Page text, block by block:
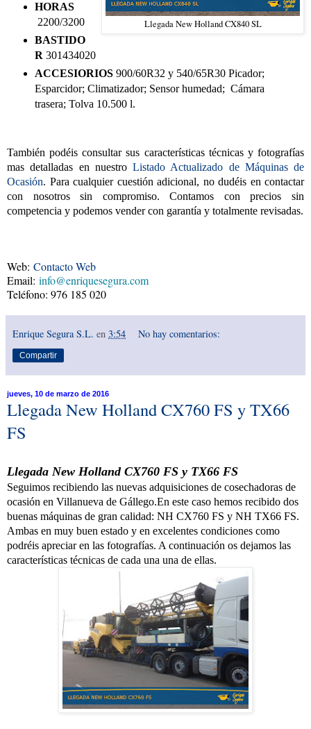
Llegada New Holland CX840 SL
HORAS
2200/3200
BASTIDO
R 301434020
ACCESIORIOS 900/60R32 y 540/65R30 Picador;
Esparcidor; Climatizador; Sensor humedad; Cámara
trasera; Tolva 10.500 l.
También podéis consultar sus características técnicas y fotografías
mas detalladas en nuestro Listado Actualizado de Máquinas de
Ocasión. Para cualquier cuestión adicional, no dudéis en contactar
con nosotros sin compromiso. Contamos con precios sin
competencia y podemos vender con garantía y totalmente revisadas.
Web: Contacto Web
Email: info@enriquesegura.com
Teléfono: 976 185 020
Enrique Segura S.L. en 3:54 No hay comentarios:
Compartir
jueves, 10 de marzo de 2016
Llegada New Holland CX760 FS y TX66
FS
Llegada New Holland CX760 FS y TX66 FS
Seguimos recibiendo las nuevas adquisiciones de cosechadoras de
ocasión en Villanueva de Gállego.En este caso hemos recibido dos
buenas máquinas de gran calidad: NH CX760 FS y NH TX66 FS.
Ambas en muy buen estado y en excelentes condiciones como
podréis apreciar en las fotografías. A continuación os dejamos las
características técnicas de cada una una de ellas.